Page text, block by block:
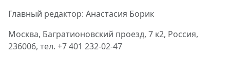
Главный редактор: Анастасия Борик
Москва, Багратионовский проезд, 7 к2, Россия,
236006, тел. +7 401 232-02-47